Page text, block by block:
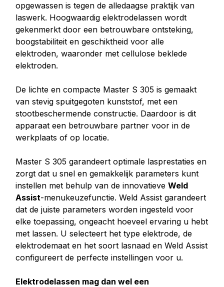
opgewassen is tegen de alledaagse praktijk van
laswerk. Hoogwaardig elektrodelassen wordt
gekenmerkt door een betrouwbare ontsteking,
boogstabiliteit en geschiktheid voor alle
elektroden, waaronder met cellulose beklede
elektroden.
De lichte en compacte Master S 305 is gemaakt
van stevig spuitgegoten kunststof, met een
stootbeschermende constructie. Daardoor is dit
apparaat een betrouwbare partner voor in de
werkplaats of op locatie.
Master S 305 garandeert optimale lasprestaties en
zorgt dat u snel en gemakkelijk parameters kunt
instellen met behulp van de innovatieve Weld
Assist-menukeuzefunctie. Weld Assist garandeert
dat de juiste parameters worden ingesteld voor
elke toepassing, ongeacht hoeveel ervaring u hebt
met lassen. U selecteert het type elektrode, de
elektrodemaat en het soort lasnaad en Weld Assist
configureert de perfecte instellingen voor u.
Elektrodelassen mag dan wel een